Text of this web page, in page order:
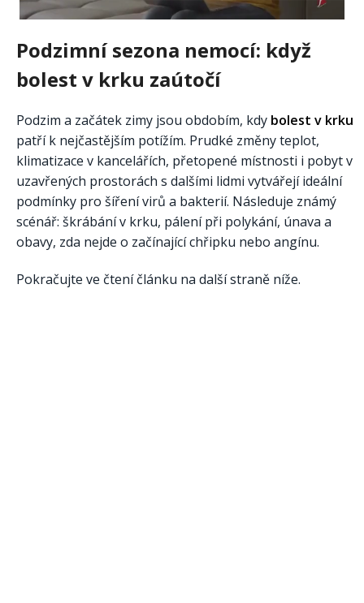
Podzimní sezona nemocí: když
bolest v krku zaútočí
Podzim a začátek zimy jsou obdobím, kdy bolest v krku
patří k nejčastějším potížím. Prudké změny teplot,
klimatizace v kancelářích, přetopené místnosti i pobyt v
uzavřených prostorách s dalšími lidmi vytvářejí ideální
podmínky pro šíření virů a bakterií. Následuje známý
scénář: škrábání v krku, pálení při polykání, únava a
obavy, zda nejde o začínající chřipku nebo angínu.
Pokračujte ve čtení článku na další straně níže.